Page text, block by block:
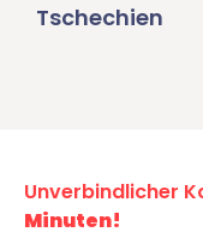
Tschechien
Unverbindlicher
Minuten!